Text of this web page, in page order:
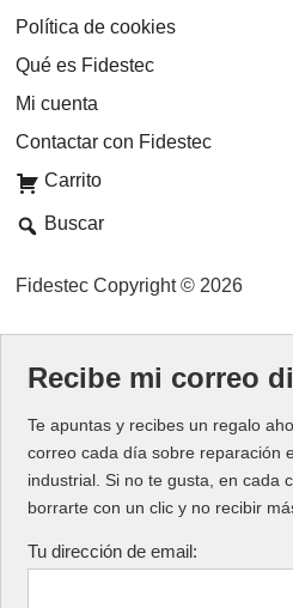
Política de cookies
Qué es Fidestec
Mi cuenta
Contactar con Fidestec
Carrito
Buscar
Fidestec Copyright © 2026
Recibe mi correo
Te apuntas y recibes un regalo
correo cada día sobre reparación
industrial. Si no te gusta, en cada
borrarte con un clic y no recibir
Tu dirección de email: